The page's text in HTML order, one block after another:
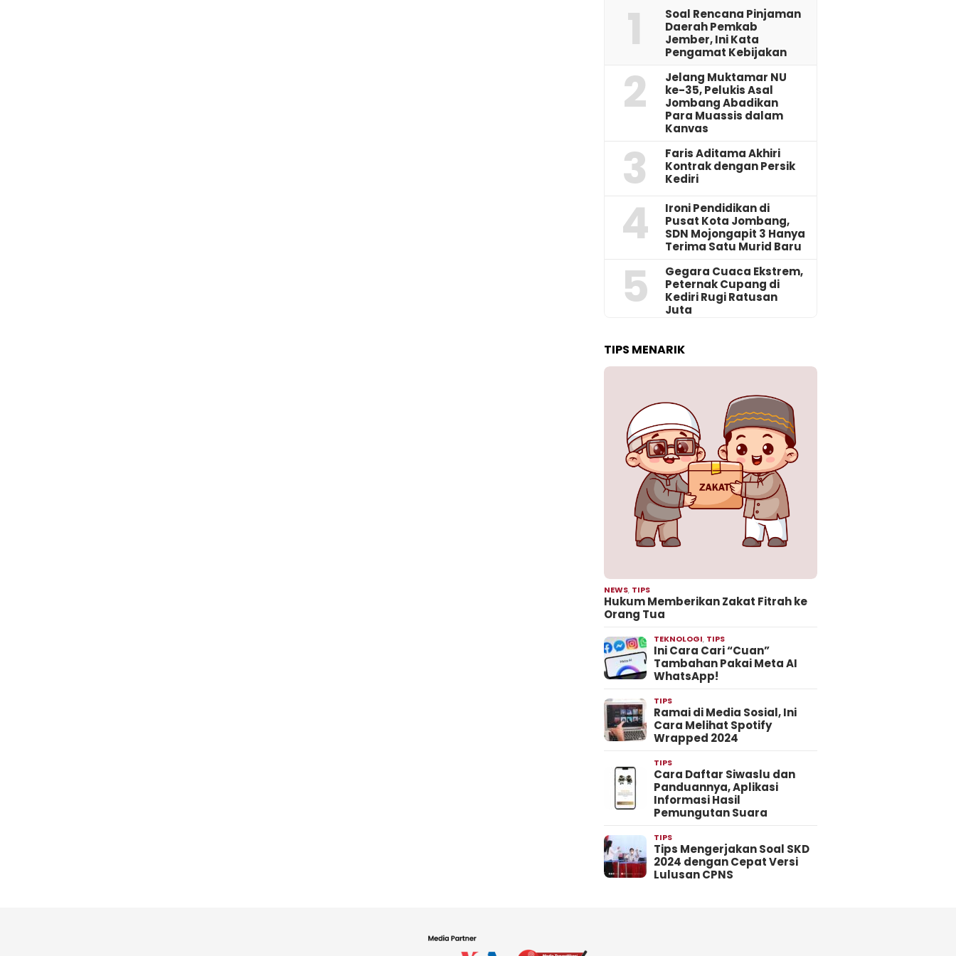
1
‎Soal Rencana Pinjaman
Daerah Pemkab
Jember, Ini Kata
Pengamat Kebijakan ‎
2
Jelang Muktamar NU
ke-35, Pelukis Asal
Jombang Abadikan
Para Muassis dalam
Kanvas
3
Faris Aditama Akhiri
Kontrak dengan Persik
Kediri
4
Ironi Pendidikan di
Pusat Kota Jombang,
SDN Mojongapit 3 Hanya
Terima Satu Murid Baru
5
‎Gegara Cuaca Ekstrem,
Peternak Cupang di
Kediri Rugi Ratusan
Juta
TIPS MENARIK
NEWS, TIPS
Hukum Memberikan Zakat Fitrah ke
Orang Tua
TEKNOLOGI, TIPS
Ini Cara Cari “Cuan”
Tambahan Pakai Meta AI
WhatsApp!
TIPS
Ramai di Media Sosial, Ini
Cara Melihat Spotify
Wrapped 2024
TIPS
Cara Daftar Siwaslu dan
Panduannya, Aplikasi
Informasi Hasil
Pemungutan Suara
TIPS
Tips Mengerjakan Soal SKD
2024 dengan Cepat Versi
Lulusan CPNS